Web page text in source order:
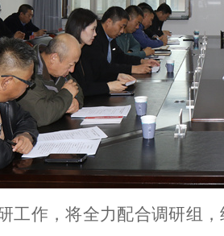
工作，将全力配合调研组